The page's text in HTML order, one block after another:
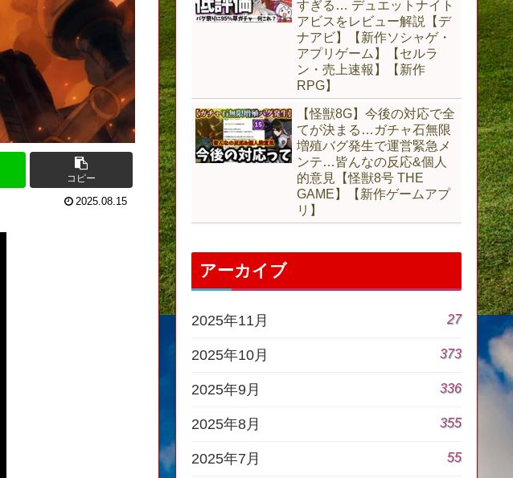
コピー
2025.08.15
すぎる… デュエットナイト
アビスをレビュー解説【デ
ナアビ】【新作ソシャゲ・
アプリゲーム】【セルラ
ン・売上速報】【新作
RPG】
【怪獣8G】今後の対応で全
てが決まる…ガチャ石無限
増殖バグ発生で運営緊急メ
ンテ…皆んなの反応&個人
的意見【怪獣8号 THE
GAME】【新作ゲームアプ
リ】
アーカイブ
2025年11月 27
2025年10月 373
2025年9月 336
2025年8月 355
2025年7月 55